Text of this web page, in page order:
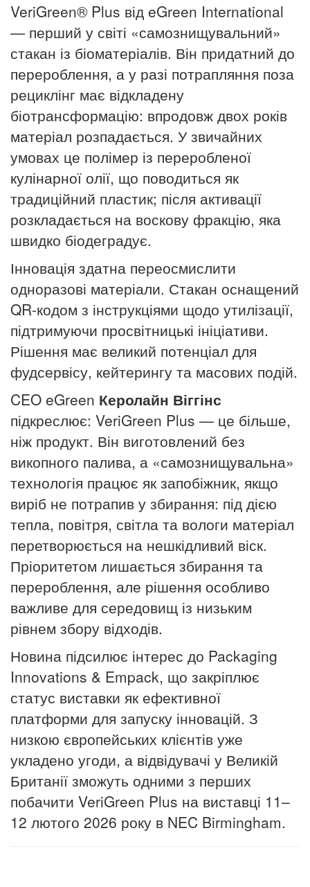
VeriGreen® Plus від eGreen International
— перший у світі «самознищувальний»
стакан із біоматеріалів. Він придатний до
перероблення, а у разі потрапляння поза
рециклінг має відкладену
біотрансформацію: впродовж двох років
матеріал розпадається. У звичайних
умовах це полімер із переробленої
кулінарної олії, що поводиться як
традиційний пластик; після активації
розкладається на воскову фракцію, яка
швидко біодеградує.
Інновація здатна переосмислити
одноразові матеріали. Стакан оснащений
QR-кодом з інструкціями щодо утилізації,
підтримуючи просвітницькі ініціативи.
Рішення має великий потенціал для
фудсервісу, кейтерингу та масових подій.
CEO eGreen Керолайн Віггінс
підкреслює: VeriGreen Plus — це більше,
ніж продукт. Він виготовлений без
викопного палива, а «самознищувальна»
технологія працює як запобіжник, якщо
виріб не потрапив у збирання: під дією
тепла, повітря, світла та вологи матеріал
перетворюється на нешкідливий віск.
Пріоритетом лишається збирання та
перероблення, але рішення особливо
важливе для середовищ із низьким
рівнем збору відходів.
Новина підсилює інтерес до Packaging
Innovations & Empack, що закріплює
статус виставки як ефективної
платформи для запуску інновацій. З
низкою європейських клієнтів уже
укладено угоди, а відвідувачі у Великій
Британії зможуть одними з перших
побачити VeriGreen Plus на виставці 11–
12 лютого 2026 року в NEC Birmingham.